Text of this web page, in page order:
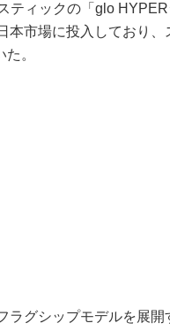
ティックの「glo
本市場に投入しており
。
ラグシップモデルを展開